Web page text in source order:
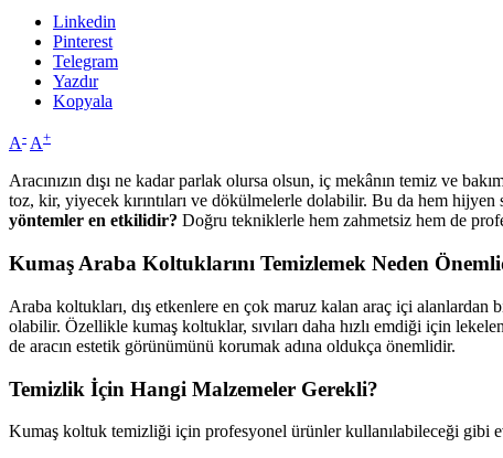
Linkedin
Pinterest
Telegram
Yazdır
Kopyala
A- A+
Aracınızın dışı ne kadar parlak olursa olsun, iç mekânın temiz ve
toz, kir, yiyecek kırıntıları ve dökülmelerle dolabilir. Bu da hem
yöntemler en etkilidir? Doğru tekniklerle hem zahmetsiz hem de
Kumaş Araba Koltuklarını Temizlemek Neden
Araba koltukları, dış etkenlere en çok maruz kalan araç içi
olabilir. Özellikle kumaş koltuklar, sıvıları daha hızlı emdiği için
de aracın estetik görünümünü korumak adına oldukça önemlidir.
Temizlik İçin Hangi Malzemeler Gerekli?
Kumaş koltuk temizliği için profesyonel ürünler kullanılabileceği gibi